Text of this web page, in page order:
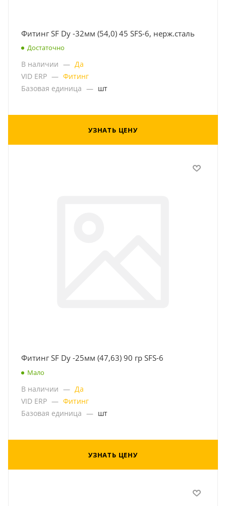
Фитинг SF Dу -32мм (54,0) 45 SFS-6, нерж.сталь
Достаточно
В наличии — Да
VID ERP — Фитинг
Базовая единица — шт
УЗНАТЬ ЦЕНУ
Фитинг SF Dy -25мм (47,63) 90 гр SFS-6
Мало
В наличии — Да
VID ERP — Фитинг
Базовая единица — шт
УЗНАТЬ ЦЕНУ